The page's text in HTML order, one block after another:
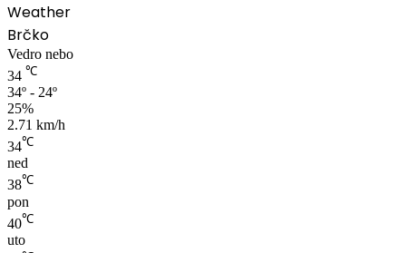
Weather
Brčko
Vedro nebo
34 ℃
34º - 24º
25%
2.71 km/h
34℃
ned
38℃
pon
40℃
uto